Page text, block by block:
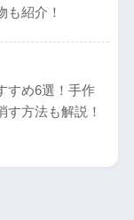
も紹介！
すめ6選！手作
す方法も解説！